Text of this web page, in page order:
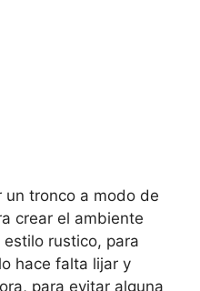
un tronco a modo de
crear el ambiente
rustico, para
hace falta lijar y
para evitar alguna